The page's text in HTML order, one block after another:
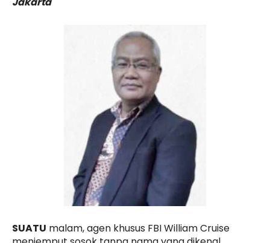
SUATU malam, agen khusus FBI William Cruise